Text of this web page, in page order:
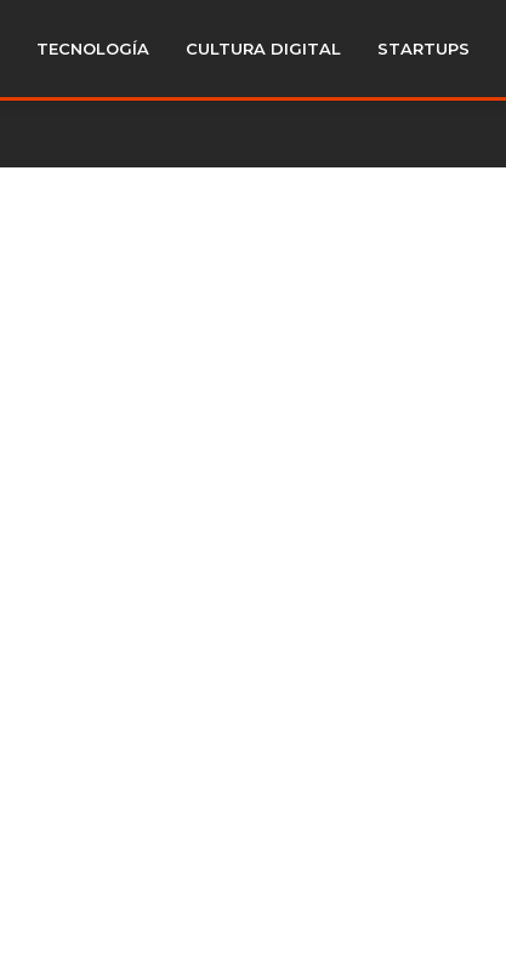
TECNOLOGÍA CULTURA DIGITAL STARTUPS